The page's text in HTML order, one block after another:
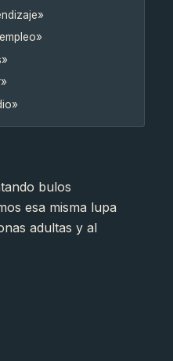
bulos
esa misma lupa
adultas y al